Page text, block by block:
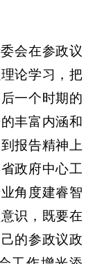
会在参政议
论学习，把
一个时期的
丰富内涵和
报告精神上
政府中心工
角度建睿智
识，既要在
的参政议政